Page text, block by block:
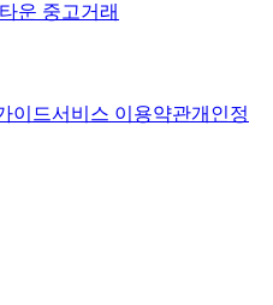
운 중고거래
이드서비스 이용약관개인정